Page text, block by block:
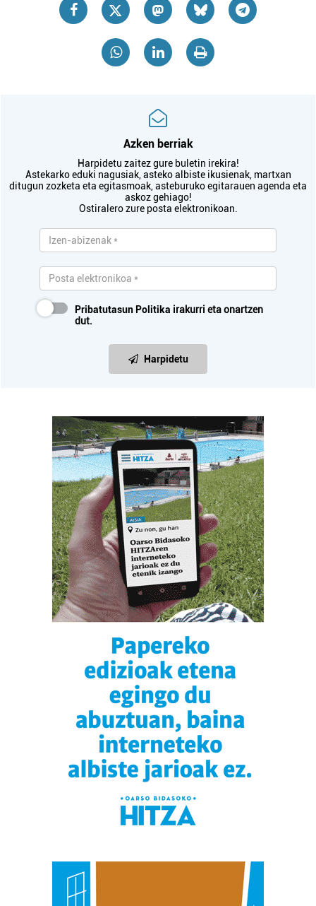
Azken berriak
Harpidetu zaitez gure buletin irekira!
Astekarko eduki nagusiak, asteko albiste ikusienak, martxan
ditugun zozketa eta egitasmoak, asteburuko egitarauen agenda eta
askoz gehiago!
Ostiralero zure posta elektronikoan.
Pribatutasun Politika irakurri eta onartzen
dut.
Harpidetu